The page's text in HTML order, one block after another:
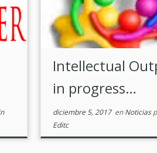
Intellectual
in progress…
diciembre 5, 2017enNoticias
Editc